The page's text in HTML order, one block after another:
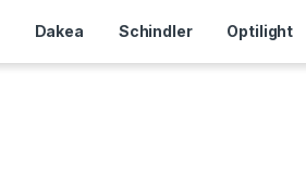
Dakea Schindler Optilight